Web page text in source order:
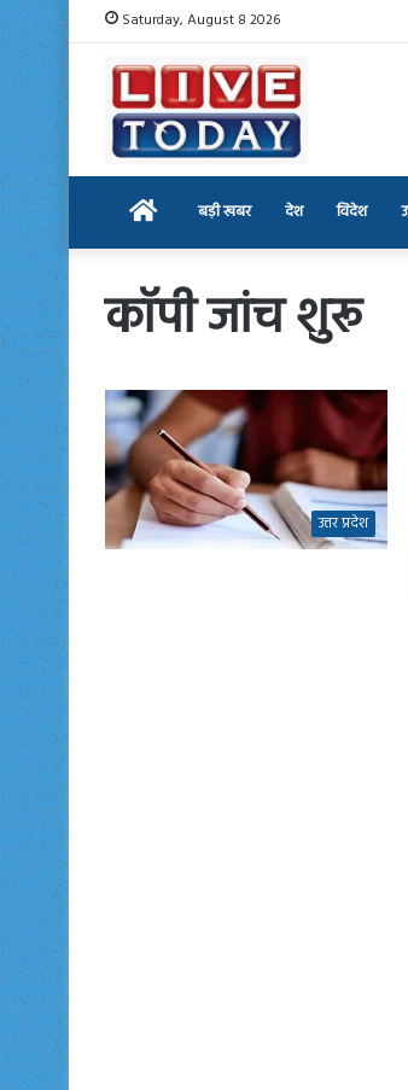
Saturday, August 8 2026
Home बड़ी खबर देश विदेश
कॉपी जांच शुरू
उत्तर प्रदेश